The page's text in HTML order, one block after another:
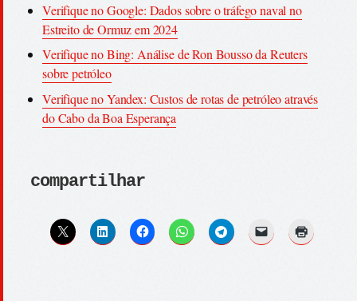
Verifique no Google: Dados sobre o tráfego naval no
Estreito de Ormuz em 2024
Verifique no Bing: Análise de Ron Bousso da Reuters
sobre petróleo
Verifique no Yandex: Custos de rotas de petróleo através
do Cabo da Boa Esperança
compartilhar